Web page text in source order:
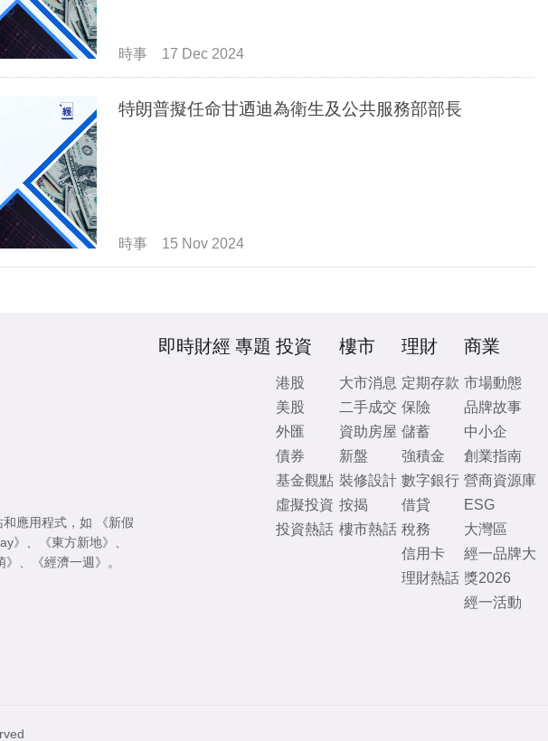
時事 17 Dec 2024
特朗普擬任命甘迺迪為衛生及公共服務部部長
時事 15 Nov 2024
應用程式，如
《新假
》 《東方新地》
《經濟一週》 。
即時財經 專題 投資
港股
美股
外匯
債券
基金觀點
虛擬投資
投資熱話
樓市
大市消息
二手成交
資助房屋
新盤
裝修設計
按揭
樓市熱話
理財
定期存款
保險
儲蓄
強積金
數字銀行
借貸
稅務
信用卡
理財熱話
商業
市場動態
品牌故事
中小企
創業指南
營商資源庫
ESG
大灣區
經一品牌大
獎2026
經一活動